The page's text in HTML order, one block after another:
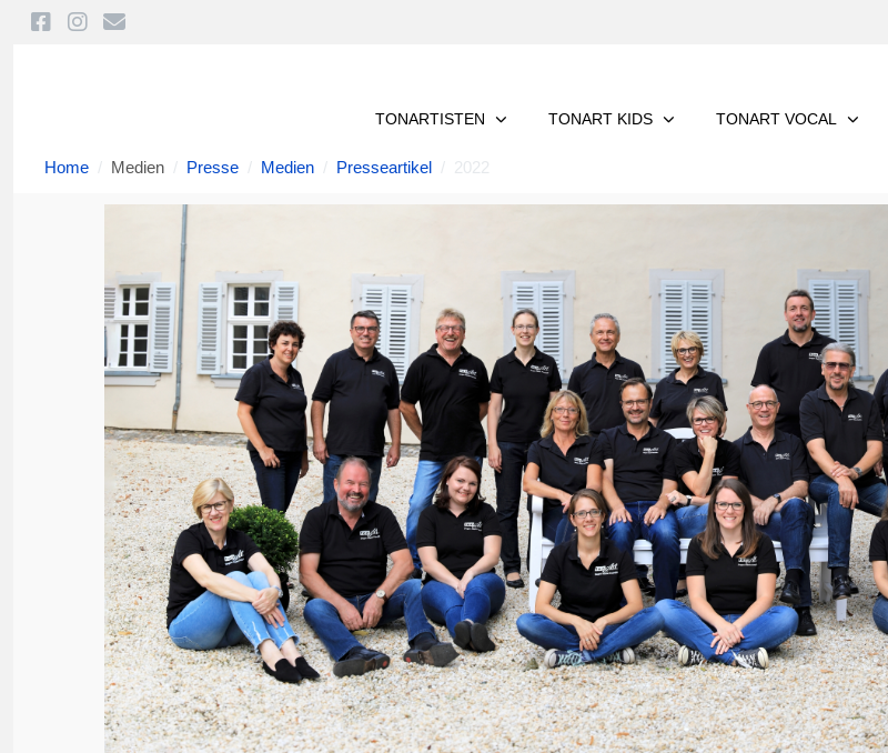
TONARTISTEN TONART KIDS TONART VOCAL
Home Medien Presse Medien Presseartikel 2022